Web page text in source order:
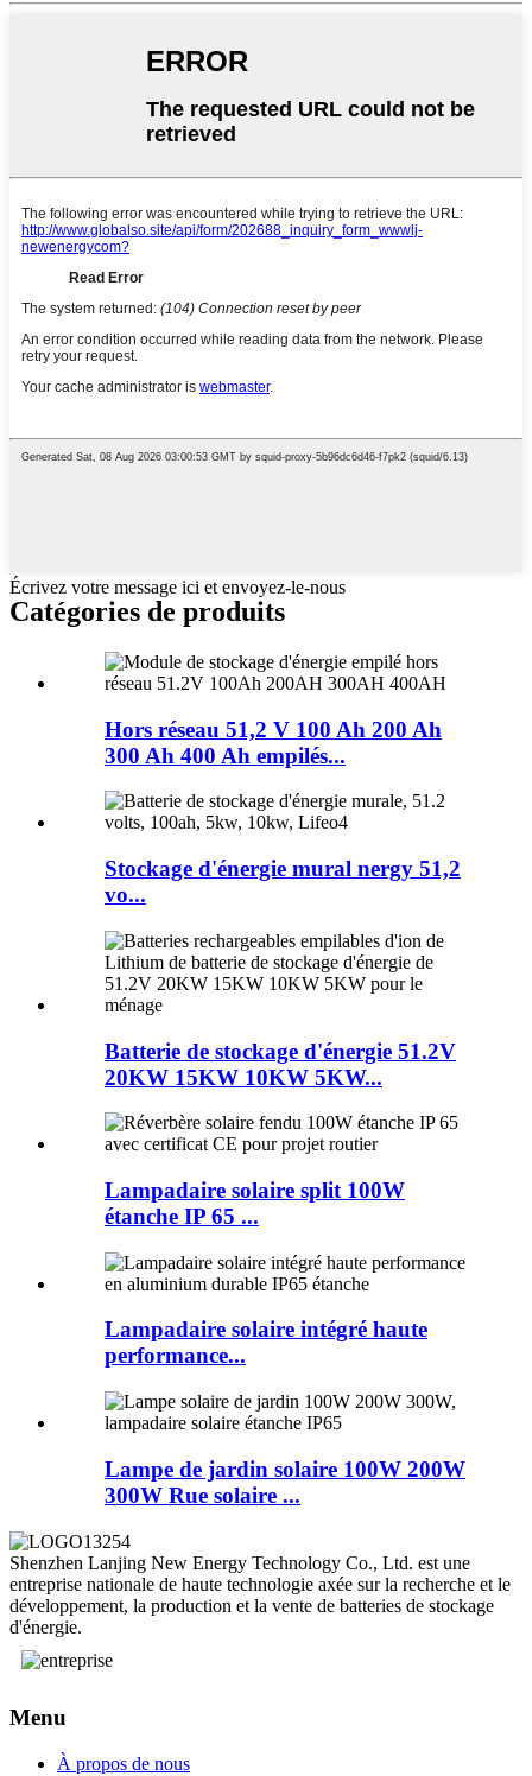
Écrivez votre message ici et envoyez-le-nous
Catégories de produits
Hors réseau 51,2 V 100 Ah 200 Ah
300 Ah 400 Ah empilés...
Stockage d'énergie mural nergy 51,2
vo...
Batterie de stockage d'énergie 51.2V
20KW 15KW 10KW 5KW...
Lampadaire solaire split 100W
étanche IP 65 ...
Lampadaire solaire intégré haute
performance...
Lampe de jardin solaire 100W 200W
300W Rue solaire ...
Shenzhen Lanjing New Energy Technology Co., Ltd. est une
entreprise nationale de haute technologie axée sur la recherche et le
développement, la production et la vente de batteries de stockage
d'énergie.
Menu
À propos de nous